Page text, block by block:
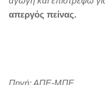
απεργός πείνας.
Πηγή: ΑΠΕ-ΜΠΕ